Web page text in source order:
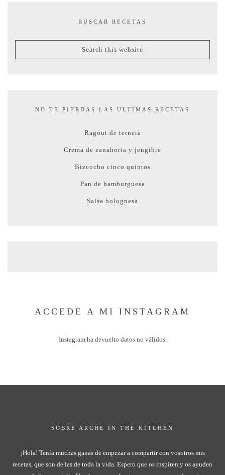
BUSCAR RECETAS
NO TE PIERDAS LAS ULTIMAS RECETAS
Ragout de ternera
Crema de zanahoria y jengibre
Bizcocho cinco quintos
Pan de hamburguesa
Salsa bolognesa
ACCEDE A MI INSTAGRAM
Instagram ha devuelto datos no válidos.
SOBRE ARCHE IN THE KITCHEN
¡Hola! Tenía muchas ganas de empezar a compartir con vosotros mis
recetas, que son de las de toda la vida. Espero que os inspiren y os ayuden